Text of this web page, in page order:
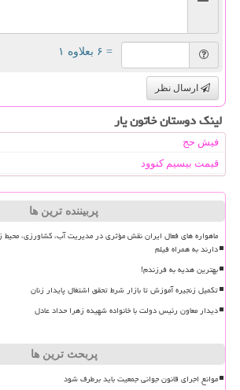
= ۶ بعلاوه ۱
ارسال نظر
لینک دوستان خاتون یار
فیش حج
قیمت بیسیم کنوود
پربیننده ترین ها
ماهواره های فعال ایران نقش مؤثری در مدیریت آب، کشاورزی،
دارند به همراه فیلم
بهترین هدیه به فرزندم!
تکمیل زنجیره آموزش تا بازار شرط تحقق اشتغال پایدار زنان
دیدار معاون رئیس دولت با خانواده شهیده زهرا حداد عادل
پربحث ترین ها
موانع اجرای قانون جوانی جمعیت باید برطرف شود